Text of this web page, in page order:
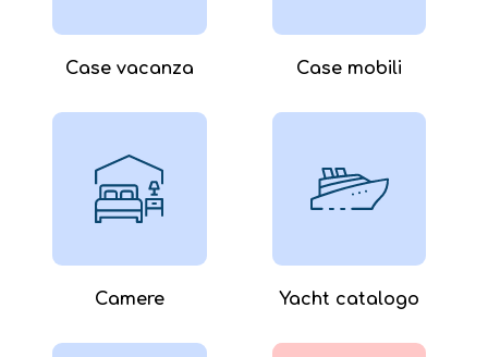
Case vacanza Case mobili
Camere Yacht catalogo